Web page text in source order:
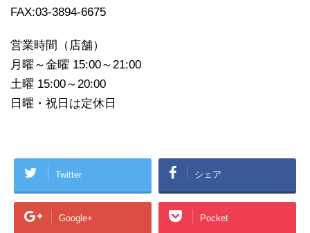
FAX:03-3894-6675
営業時間（店舗）
月曜～金曜 15:00～21:00
土曜 15:00～20:00
日曜・祝日は定休日
Twitter シェア
Google+ Pocket